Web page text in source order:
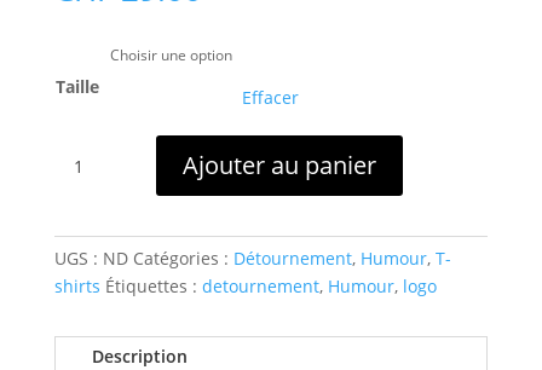
Taille Effacer
humoristique
France
Ajouter au panier
UGS : ND Catégories : Détournement, Humour, T-
shirts Étiquettes : detournement, Humour, logo
Description